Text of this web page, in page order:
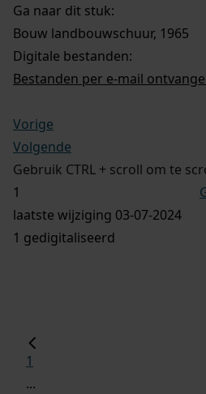
Ga naar dit stuk:
Bouw landbouwschuur, 1965
Digitale bestanden:
Bestanden per e-mail
Vorige
Volgende
Gebruik CTRL + scroll om te
laatste wijziging 03-07-2024
1 gedigitaliseerd
1
...